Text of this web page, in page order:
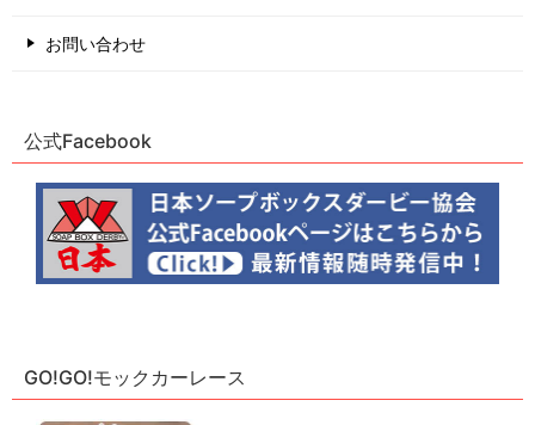
お問い合わせ
公式Facebook
GO!GO!モックカーレース